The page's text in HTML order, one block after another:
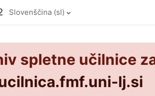
spletne učilnice
lj.si
Slovenščina ‎(sl)‎